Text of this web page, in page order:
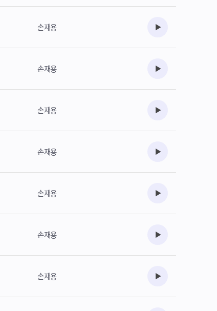
손재용 수강준비
손재용 수강준비
손재용 수강준비
손재용 수강준비
손재용 수강준비
손재용 수강준비
손재용 수강준비